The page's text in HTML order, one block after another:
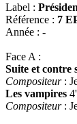
Label :
Référence : 7
Année : -
Face A :
Suite et contre
Compositeur:
Les vampires
Compositeur: